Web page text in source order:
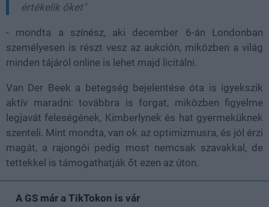
értékelik őket"
- mondta a színész, aki december 6-án Londonban
személyesen is részt vesz az aukción, miközben a világ
minden tájáról online is lehet majd licitálni.
Van Der Beek a betegség bejelentése óta is igyekszik
aktív maradni: továbbra is forgat, miközben figyelme
legjavát feleségének, Kimberlynek és hat gyermeküknek
szenteli. Mint mondta, van ok az optimizmusra, és jól érzi
magát, a rajongói pedig most nemcsak szavakkal, de
tettekkel is támogathatják őt ezen az úton.
A GS már a TikTokon is vár